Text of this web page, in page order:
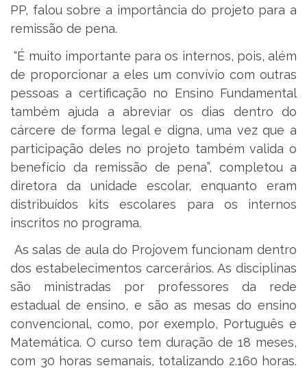
PP, falou sobre a importância do projeto para a
remissão de pena.
“É muito importante para os internos, pois, além
de proporcionar a eles um convívio com outras
pessoas a certificação no Ensino Fundamental
também ajuda a abreviar os dias dentro do
cárcere de forma legal e digna, uma vez que a
participação deles no projeto também valida o
benefício da remissão de pena”, completou a
diretora da unidade escolar, enquanto eram
distribuídos kits escolares para os internos
inscritos no programa.
As salas de aula do Projovem funcionam dentro
dos estabelecimentos carcerários. As disciplinas
são ministradas por professores da rede
estadual de ensino, e são as mesas do ensino
convencional, como, por exemplo, Português e
Matemática. O curso tem duração de 18 meses,
com 30 horas semanais, totalizando 2.160 horas.